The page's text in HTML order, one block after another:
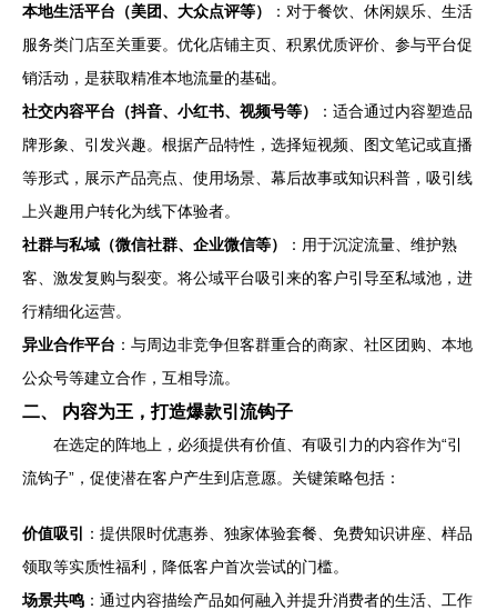
本地生活平台（美团、大众点评等）
：对于餐饮、休闲娱乐、生活
服务类门店至关重要。优化店铺主页、积累优质评价、参与平台促
销活动，是获取精准本地流量的基础。
社交内容平台（抖音、小红书、视频号等）
：适合通过内容塑造品
牌形象、引发兴趣。根据产品特性，选择短视频、图文笔记或直播
等形式，展示产品亮点、使用场景、幕后故事或知识科普，吸引线
上兴趣用户转化为线下体验者。
社群与私域（微信社群、企业微信等）
：用于沉淀流量、维护熟
客、激发复购与裂变。将公域平台吸引来的客户引导至私域池，进
行精细化运营。
异业合作平台 ：与周边非竞争但客群重合的商家、社区团购、本地
公众号等建立合作，互相导流。
二、 内容为王，打造爆款引流钩子
在选定的阵地上，必须提供有价值、有吸引力的内容作为“引
流钩子”，促使潜在客户产生到店意愿。关键策略包括：
价值吸引
：提供限时优惠券、独家体验套餐、免费知识讲座、样品
领取等实质性福利，降低客户首次尝试的门槛。
场景共鸣 ：通过内容描绘产品如何融入并提升消费者的生活、工作